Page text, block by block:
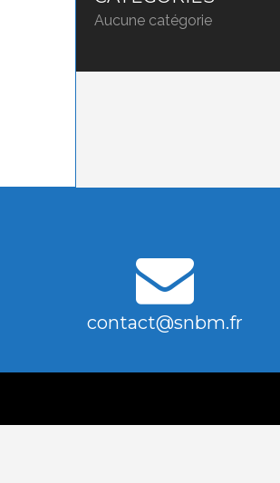
Aucune catégorie
contact@snbm.fr